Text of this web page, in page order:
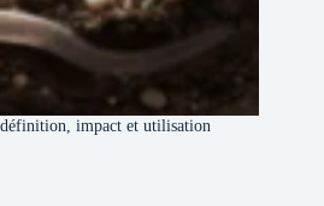
impact et utilisation